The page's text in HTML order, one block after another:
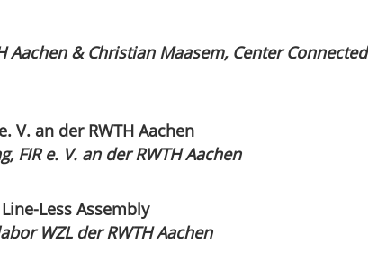
Aachen & Christian Maasem, Center Connected
V. an der RWTH Aachen
FIR e. V. an der RWTH Aachen
Less Assembly
WZL der RWTH Aachen